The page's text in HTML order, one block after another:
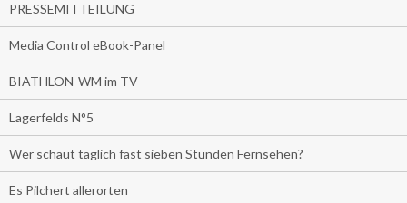
PRESSEMITTEILUNG
Media Control eBook-Panel
BIATHLON-WM im TV
Lagerfelds N°5
Wer schaut täglich fast sieben Stunden Fernsehen?
Es Pilchert allerorten